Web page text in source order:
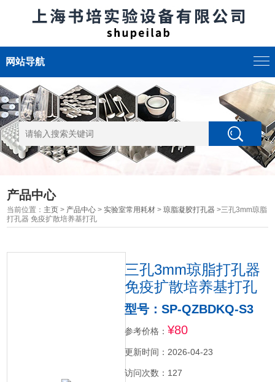
网站导航
产品中心
当前位置： 主页 > 产品中心 >实验室常用耗材 >琼脂凝胶打孔器 >三孔3mm琼脂
打孔器 免疫扩散培养基打孔
三孔3mm琼脂打孔器
免疫扩散培养基打孔
型号：SP-QZBDKQ-S3
参考价格： ¥80
更新时间：2026-04-23
访问次数：127